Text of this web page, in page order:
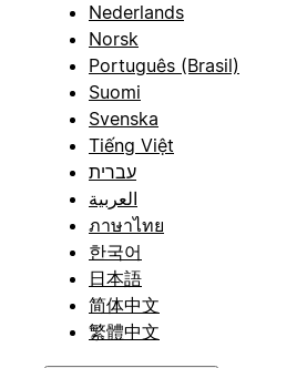
Nederlands
Norsk
Português (Brasil)
Suomi
Svenska
Tiếng Việt
עברית
العربية
ภาษาไทย
한국어
日本語
简体中文
繁體中文